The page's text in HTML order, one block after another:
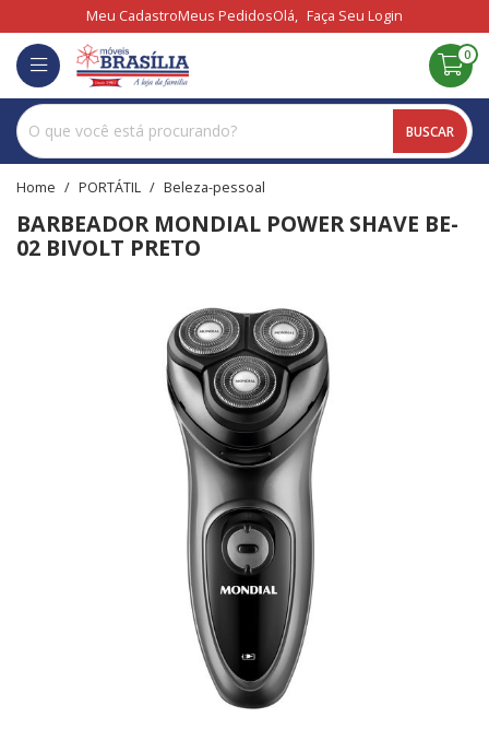
Meu CadastroMeus PedidosOlá, Faça Seu Login
BUSCAR
0
home PORTÁTIL beleza-pessoal
BARBEADOR MONDIAL POWER SHAVE BE-
02 BIVOLT PRETO